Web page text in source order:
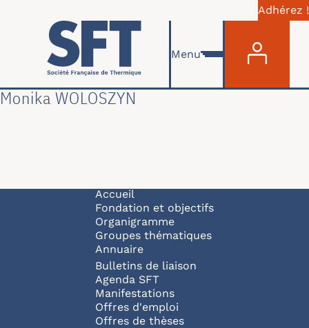
Aller au contenu principal
Adhérez !
Menu
Monika WOLOSZYN
Navigation principale
Accueil
Fondation et objectifs
Organigramme
Groupes thématiques
Annuaire
Bulletins de liaison
Agenda SFT
Manifestations
Offres d'emploi
Offres de thèses